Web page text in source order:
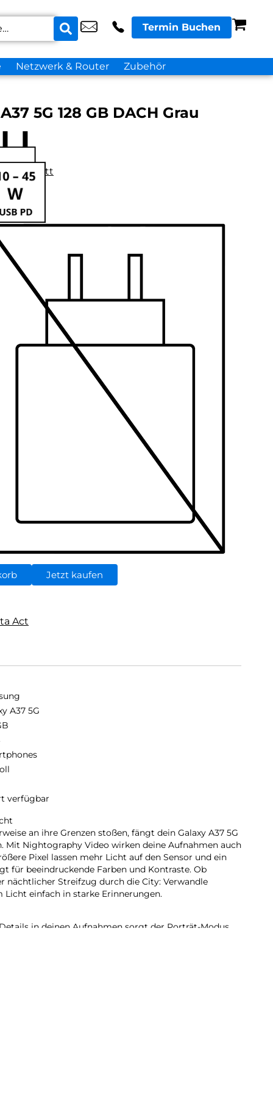
Termin Buchen
Netzwerk & Router Zubehör
5G 128 GB DACH Grau
Jetzt kaufen
Act
A37 5G
verfügbar
an ihre Grenzen stoßen, fängt dein Galaxy A37 5G
Mit Nightography Video wirken deine Aufnahmen auch
Pixel lassen mehr Licht auf den Sensor und ein
für beeindruckende Farben und Kontraste. Ob
nächtlicher Streifzug durch die City: Verwandle
Licht einfach in starke Erinnerungen.
in deinen Aufnahmen sorgt der Porträt-Modus.
automatisch Elemente wie Hauttöne, Haare,